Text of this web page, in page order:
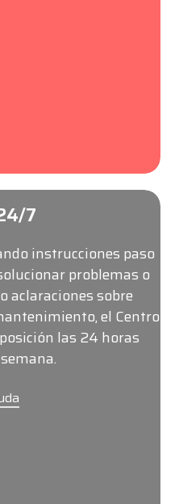
7
instrucciones paso
problemas o
aclaraciones sobre
el Centro
las 24 horas